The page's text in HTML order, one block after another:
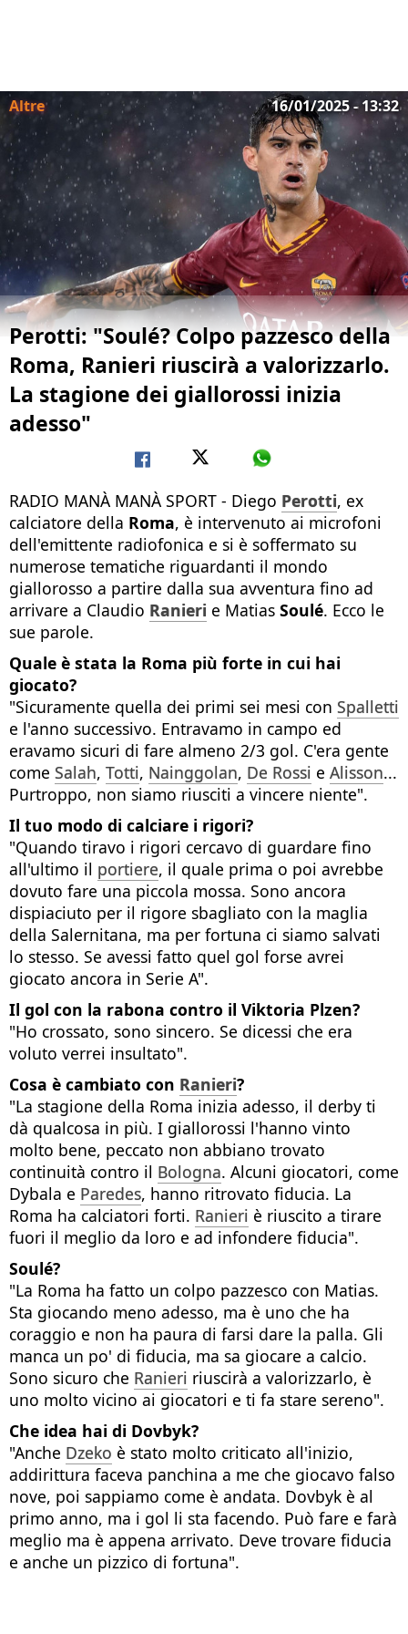
Altre 16/01/2025 - 13:32
Perotti: "Soulé? Colpo pazzesco della
Roma, Ranieri riuscirà a valorizzarlo.
La stagione dei giallorossi inizia
adesso"
RADIO MANÀ MANÀ SPORT - Diego Perotti, ex
calciatore della Roma, è intervenuto ai microfoni
dell'emittente radiofonica e si è soffermato su
numerose tematiche riguardanti il mondo
giallorosso a partire dalla sua avventura fino ad
arrivare a Claudio Ranieri e Matias Soulé. Ecco le
sue parole.
Quale è stata la Roma più forte in cui hai
giocato?
"Sicuramente quella dei primi sei mesi con Spalletti
e l'anno successivo. Entravamo in campo ed
eravamo sicuri di fare almeno 2/3 gol. C'era gente
come Salah, Totti, Nainggolan, De Rossi e Alisson...
Purtroppo, non siamo riusciti a vincere niente".
Il tuo modo di calciare i rigori?
"Quando tiravo i rigori cercavo di guardare fino
all'ultimo il portiere, il quale prima o poi avrebbe
dovuto fare una piccola mossa. Sono ancora
dispiaciuto per il rigore sbagliato con la maglia
della Salernitana, ma per fortuna ci siamo salvati
lo stesso. Se avessi fatto quel gol forse avrei
giocato ancora in Serie A".
Il gol con la rabona contro il Viktoria Plzen?
"Ho crossato, sono sincero. Se dicessi che era
voluto verrei insultato".
Cosa è cambiato con Ranieri?
"La stagione della Roma inizia adesso, il derby ti
dà qualcosa in più. I giallorossi l'hanno vinto
molto bene, peccato non abbiano trovato
continuità contro il Bologna. Alcuni giocatori, come
Dybala e Paredes, hanno ritrovato fiducia. La
Roma ha calciatori forti. Ranieri è riuscito a tirare
fuori il meglio da loro e ad infondere fiducia".
Soulé?
"La Roma ha fatto un colpo pazzesco con Matias.
Sta giocando meno adesso, ma è uno che ha
coraggio e non ha paura di farsi dare la palla. Gli
manca un po' di fiducia, ma sa giocare a calcio.
Sono sicuro che Ranieri riuscirà a valorizzarlo, è
uno molto vicino ai giocatori e ti fa stare sereno".
Che idea hai di Dovbyk?
"Anche Dzeko è stato molto criticato all'inizio,
addirittura faceva panchina a me che giocavo falso
nove, poi sappiamo come è andata. Dovbyk è al
primo anno, ma i gol li sta facendo. Può fare e farà
meglio ma è appena arrivato. Deve trovare fiducia
e anche un pizzico di fortuna".